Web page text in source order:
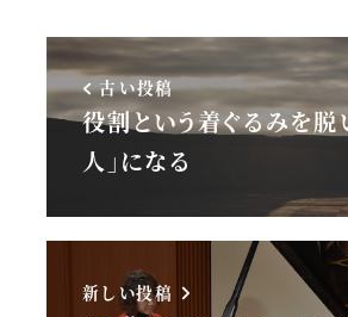
古い投稿
役割という着ぐるみを脱
人」になる
新しい投稿